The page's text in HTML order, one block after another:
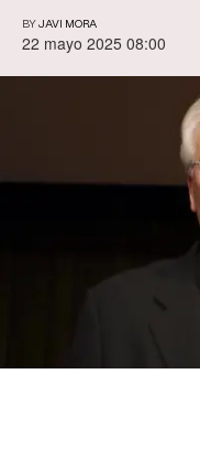
BY JAVI MORA
22 mayo 2025 08:00